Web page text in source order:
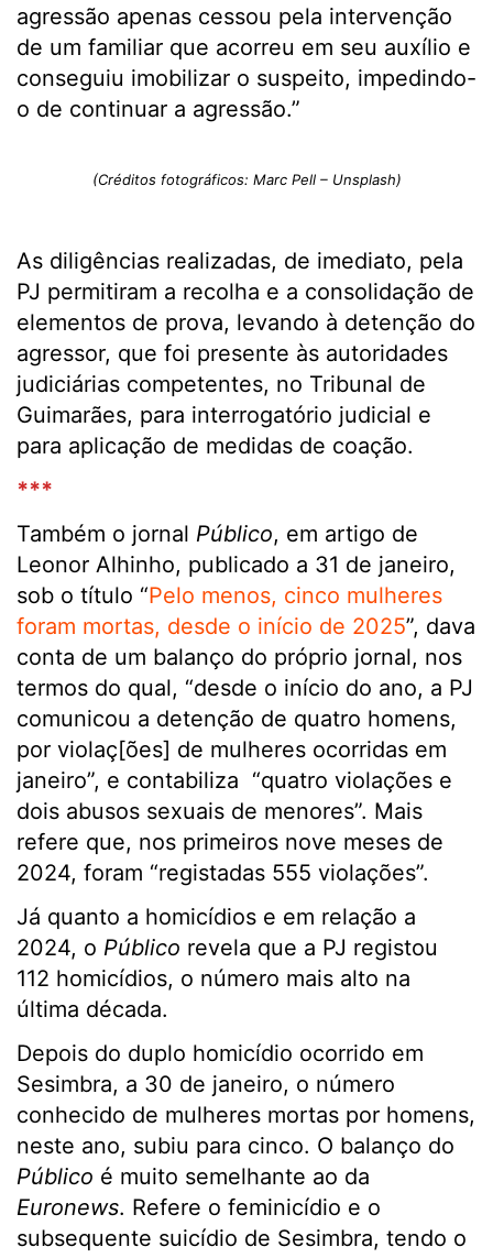
agressão apenas cessou pela intervenção
de um familiar que acorreu em seu auxílio e
conseguiu imobilizar o suspeito, impedindo-
o de continuar a agressão.”
(Créditos fotográficos: Marc Pell – Unsplash)
As diligências realizadas, de imediato, pela
PJ permitiram a recolha e a consolidação de
elementos de prova, levando à detenção do
agressor, que foi presente às autoridades
judiciárias competentes, no Tribunal de
Guimarães, para interrogatório judicial e
para aplicação de medidas de coação.
***
Também o jornal Público, em artigo de
Leonor Alhinho, publicado a 31 de janeiro,
sob o título “Pelo menos, cinco mulheres
foram mortas, desde o início de 2025”, dava
conta de um balanço do próprio jornal, nos
termos do qual, “desde o início do ano, a PJ
comunicou a detenção de quatro homens,
por violaç[ões] de mulheres ocorridas em
janeiro”, e contabiliza “quatro violações e
dois abusos sexuais de menores”. Mais
refere que, nos primeiros nove meses de
2024, foram “registadas 555 violações”.
Já quanto a homicídios e em relação a
2024, o Público revela que a PJ registou
112 homicídios, o número mais alto na
última década.
Depois do duplo homicídio ocorrido em
Sesimbra, a 30 de janeiro, o número
conhecido de mulheres mortas por homens,
neste ano, subiu para cinco. O balanço do
Público é muito semelhante ao da
Euronews. Refere o feminicídio e o
subsequente suicídio de Sesimbra, tendo o